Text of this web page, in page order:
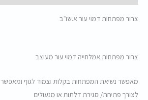
צרור מפתחות דמוי עור א.שו"ב
צרור מפתחות אמלחייה דמוי עור מעוצב
מאפשר נשיאת המפתחות בקלות וצמוד לגוף
לצורך פתיחת/ סגירת דלתות או מנעולים